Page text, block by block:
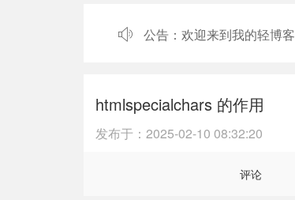
公告：欢迎来到我的轻博客
htmlspecialchars 的作用
发布于：2025-02-10 08:32:20
评论